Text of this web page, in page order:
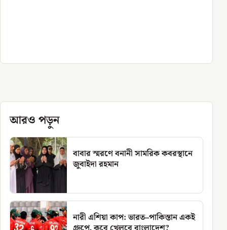
আরও পড়ুন
বাবার স্মরণে বনানী সামরিক কবরস্থানে
জুবাইদা রহমান
নারী এশিয়া কাপ: ভারত–পাকিস্তান একই